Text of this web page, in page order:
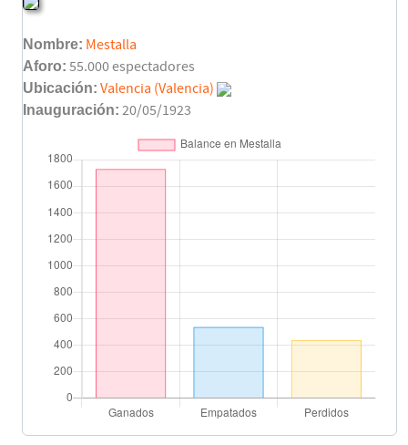
Nombre: Mestalla
Aforo: 55.000 espectadores
Ubicación: Valencia (Valencia)
Inauguración: 20/05/1923